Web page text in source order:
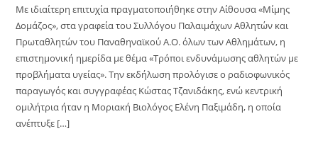
Με ιδιαίτερη επιτυχία πραγματοποιήθηκε στην Αίθουσα «Μίμης
Δομάζος», στα γραφεία του Συλλόγου Παλαιμάχων Αθλητών και
Πρωταθλητών του Παναθηναϊκού Α.Ο. όλων των Αθλημάτων, η
επιστημονική ημερίδα με θέμα «Τρόποι ενδυνάμωσης αθλητών με
προβλήματα υγείας». Την εκδήλωση προλόγισε ο ραδιοφωνικός
παραγωγός και συγγραφέας Κώστας Τζανιδάκης, ενώ κεντρική
ομιλήτρια ήταν η Μοριακή Βιολόγος Ελένη Παξιμάδη, η οποία
ανέπτυξε […]